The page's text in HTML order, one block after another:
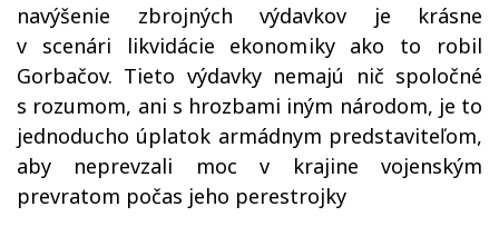
navýšenie zbrojných výdavkov je krásne
v scenári likvidácie ekonomiky ako to robil
Gorbačov. Tieto výdavky nemajú nič spoločné
s rozumom, ani s hrozbami iným národom, je to
jednoducho úplatok armádnym predstaviteľom,
aby neprevzali moc v krajine vojenským
prevratom počas jeho perestrojky